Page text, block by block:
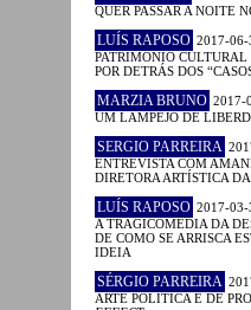
QUER PASSAR A NOITE
LUÍS RAPOSO 2017-06-
PATRIMÓNIO CULTURAL
POR DETRÁS DOS
MARZIA BRUNO 2017-
UM LAMPEJO DE
SERGIO PARREIRA
ENTREVISTA COM
DIRETORA ARTÍSTICA
LUÍS RAPOSO 2017-03-
A TRAGICOMÉDIA DA
DE COMO SE ARRISCA
IDEIA
SÉRGIO PARREIRA
ARTE POLÍTICA E DE